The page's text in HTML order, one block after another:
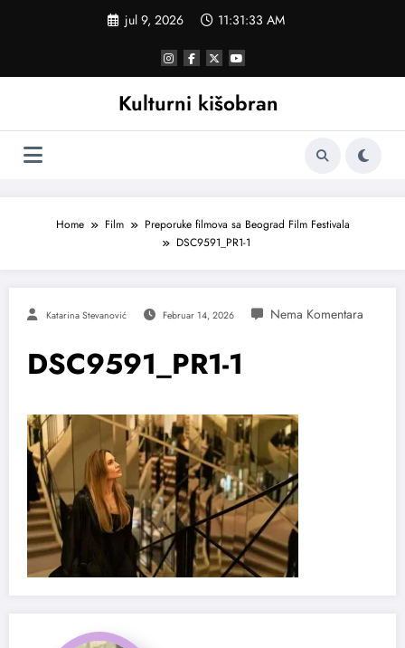
jul 9, 2026 11:31:33 AM
Kulturni kišobran
Home Film
Preporuke filmova sa Beograd Film Festivala
DSC9591_PR1-1
Katarina Stevanović Februar 14, 2026
DSC9591_PR1-1